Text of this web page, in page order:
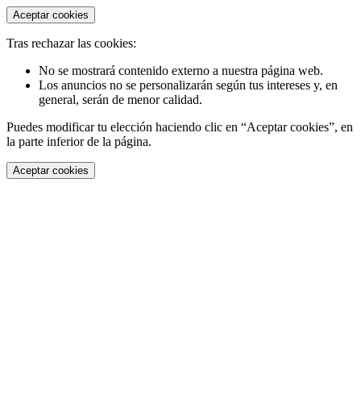
Aceptar cookies
Tras rechazar las cookies:
No se mostrará contenido externo a nuestra página web.
Los anuncios no se personalizarán según tus intereses y, en
general, serán de menor calidad.
Puedes modificar tu elección haciendo clic en “Aceptar cookies”, en
la parte inferior de la página.
Aceptar cookies